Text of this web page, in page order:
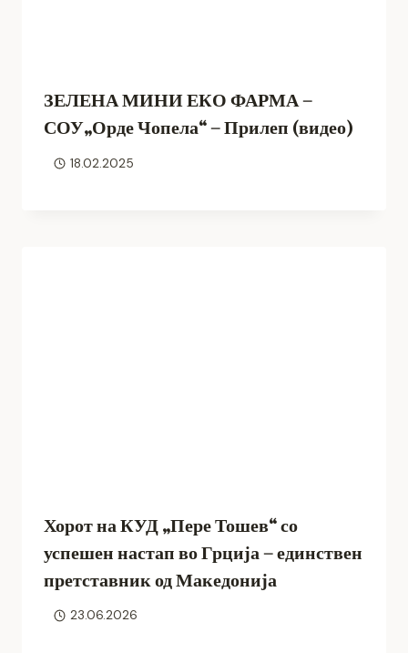
ЗЕЛЕНА МИНИ ЕКО ФАРМА –
СОУ„Орде Чопела“ – Прилеп (видео)
18.02.2025
Хорот на КУД „Пере Тошев“ со
успешен настап во Грција – единствен
претставник од Македонија
23.06.2026